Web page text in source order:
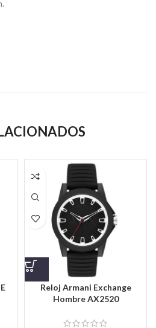
Reloj Armani Exchange
Hombre AX2520